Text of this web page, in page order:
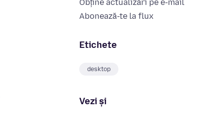
Obține actualizări pe e-mail
Abonează-te la flux
Etichete
desktop
Vezi și